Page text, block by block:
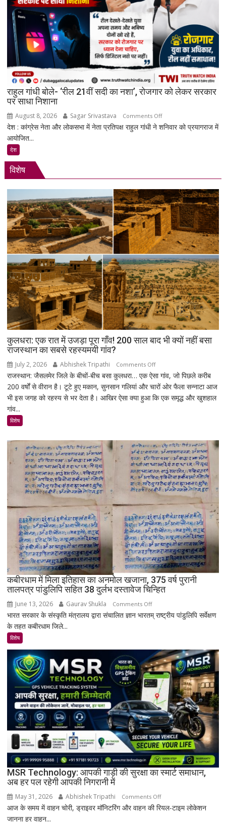
रिकमेंडेशन
सिस्टम
और
पेड
प्रमोशन
से
जवाब
राहुल गांधी बोले- ‘रील 21वीं सदी का नशा’, रोजगार को लेकर सरकार
पर साधा निशाना
August 8, 2026 Sagar Srivastava Comments Offon
राहुल
का
नशा’,
रोजगार
को
लेकर
सरकार
पर
साधा
निशाना
देश : कांग्रेस नेता और लोकसभा में नेता प्रतिपक्ष राहुल गांधी ने शनिवार को प्रयागराज में
आयोजित...
देश
विशेष
कुलधरा: एक रात में उजड़ा पूरा गाँव! 200 साल बाद भी क्यों नहीं बसा
राजस्थान का सबसे रहस्यमयी गांव?
July 2, 2026 Abhishek Tripathi Comments Offon
कुलधरा:
एक
रात
गाँव!
200
साल
बाद
भी
क्यों
बसा
राजस्थान
का
सबसे
रहस्यमयी
गांव?
राजस्थान: जैसलमेर जिले के बीचों-बीच बसा कुलधरा… एक ऐसा गांव, जो पिछले करीब
200 वर्षों से वीरान है। टूटे हुए मकान, सुनसान गलियां और चारों ओर फैला सन्नाटा आज
भी इस जगह को रहस्य से भर देता है। आखिर ऐसा क्या हुआ कि एक समृद्ध और खुशहाल
गांव...
विशेष
कबीरधाम में मिला इतिहास का अनमोल खजाना, 375 वर्ष पुरानी
तालपत्र पांडुलिपि सहित 38 दुर्लभ दस्तावेज चिन्हित
June 13, 2026 Gaurav Shukla Comments Offon
कबीरधाम
का
अनमोल
खजाना,
375
वर्ष
पुरानी
तालपत्र
पांडुलिपि
सहित
38
दुर्लभ
भारत सरकार के संस्कृति मंत्रालय द्वारा संचालित ज्ञान भारतम् राष्ट्रीय पांडुलिपि सर्वेक्षण
के तहत कबीरधाम जिले...
विशेष
MSR Technology: आपकी गाड़ी की सुरक्षा का स्मार्ट समाधान,
अब हर पल रहेगी आपकी निगरानी में
May 31, 2026 Abhishek Tripathi Comments Offon
MSR
आज के समय में वाहन चोरी, ड्राइवर मॉनिटरिंग और वाहन की रियल-टाइम लोकेशन
जानना हर वाहन...